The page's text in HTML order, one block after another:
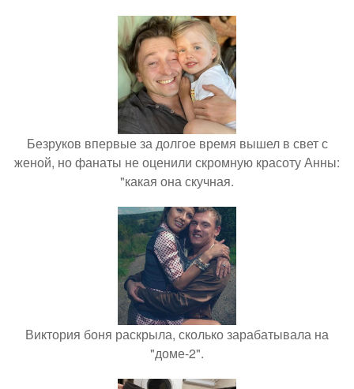
Безруков впервые за долгое время вышел в свет с
женой, но фанаты не оценили скромную красоту Анны:
"какая она скучная.
Виктория боня раскрыла, сколько зарабатывала на
"доме-2".